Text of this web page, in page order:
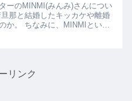
ーのMINMI(みんみ)さんについ
那と結婚したキッカケや離婚
か。 ちなみに、MINMIという
リンク